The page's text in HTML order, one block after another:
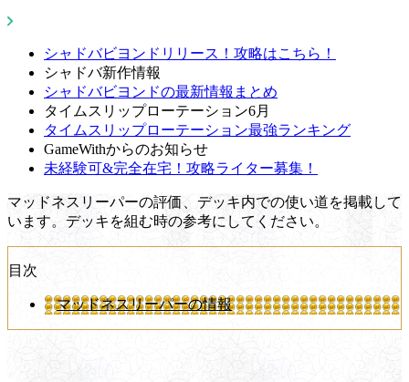
シャドバビヨンドリリース！攻略はこちら！
シャドバ新作情報
シャドバビヨンドの最新情報まとめ
タイムスリップローテーション6月
タイムスリップローテーション最強ランキング
GameWithからのお知らせ
未経験可&完全在宅！攻略ライター募集！
マッドネスリーパーの評価、デッキ内での使い道を掲載して
います。デッキを組む時の参考にしてください。
目次
マッドネスリーパーの情報